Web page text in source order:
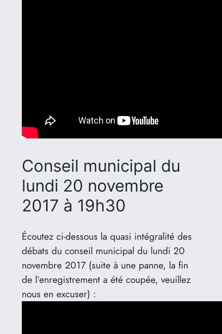
Conseil municipal du
lundi 20 novembre
2017 à 19h30
Écoutez ci-dessous la quasi intégralité des
débats du conseil municipal du lundi 20
novembre 2017 (suite à une panne, la fin
de l’enregistrement a été coupée, veuillez
nous en excuser) :